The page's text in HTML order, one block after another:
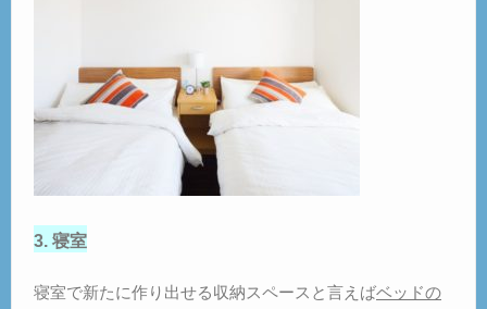
3. 寝室
寝室で新たに作り出せる収納スペースと言えばベッドの